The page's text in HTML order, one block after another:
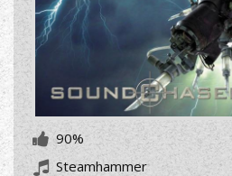
90%
Steamhammer